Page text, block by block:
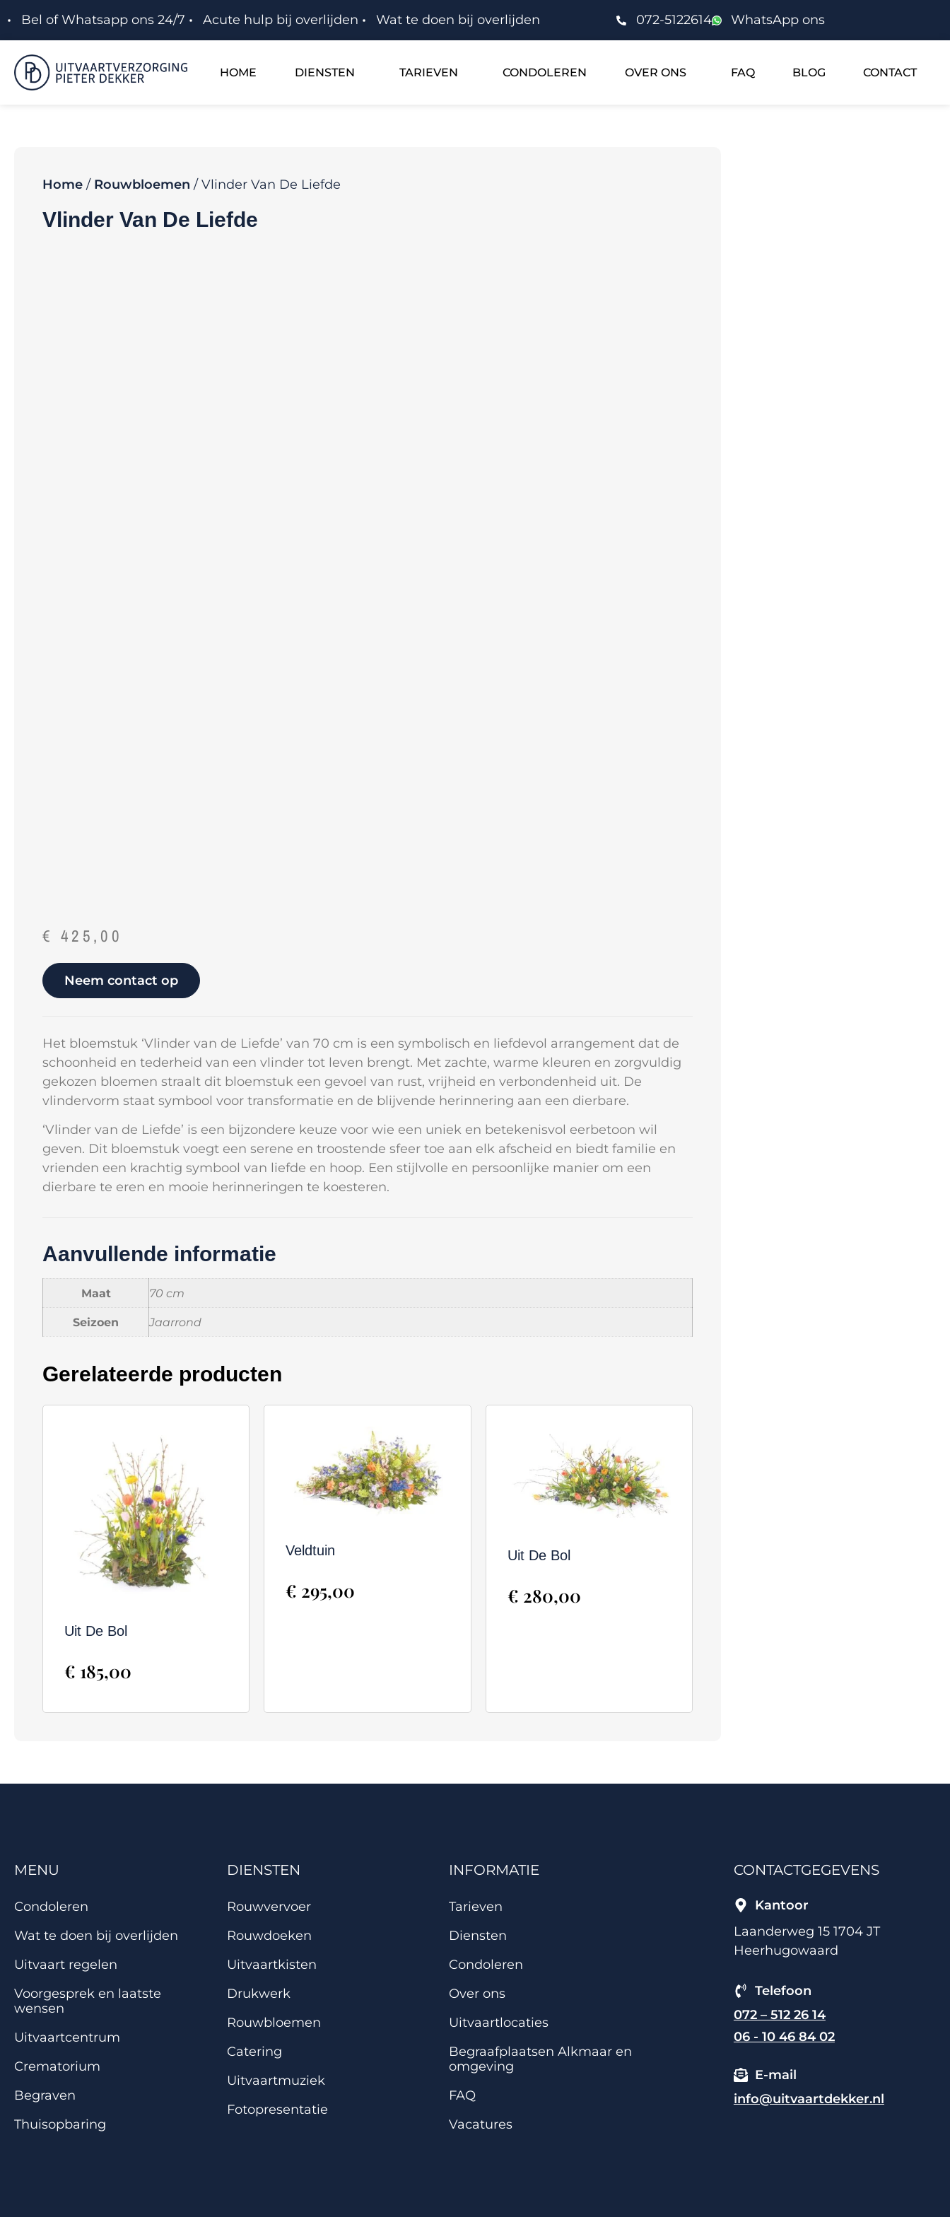
Bel of Whatsapp ons 24/7 Acute hulp bij overlijden Wat te doen bij overlijden 072-5122614 WhatsApp ons
HOME DIENSTEN TARIEVEN CONDOLEREN OVER ONS FAQ BLOG CONTACT
Home / Rouwbloemen / Vlinder Van De Liefde
Vlinder Van De Liefde
€ 425,00
Neem contact op
Het bloemstuk ‘Vlinder van de Liefde’ van 70 cm is een symbolisch en liefdevol arrangement dat de
schoonheid en tederheid van een vlinder tot leven brengt. Met zachte, warme kleuren en zorgvuldig
gekozen bloemen straalt dit bloemstuk een gevoel van rust, vrijheid en verbondenheid uit. De
vlindervorm staat symbool voor transformatie en de blijvende herinnering aan een dierbare.
‘Vlinder van de Liefde’ is een bijzondere keuze voor wie een uniek en betekenisvol eerbetoon wil
geven. Dit bloemstuk voegt een serene en troostende sfeer toe aan elk afscheid en biedt familie en
vrienden een krachtig symbool van liefde en hoop. Een stijlvolle en persoonlijke manier om een
dierbare te eren en mooie herinneringen te koesteren.
Aanvullende informatie
Maat 70 cm
Seizoen Jaarrond
Gerelateerde producten
Uit De Bol
€ 185,00
Veldtuin
€ 295,00
Uit De Bol
€ 280,00
MENU
Condoleren
Wat te doen bij overlijden
Uitvaart regelen
Voorgesprek en laatste
wensen
Uitvaartcentrum
Crematorium
Begraven
Thuisopbaring
DIENSTEN
Rouwvervoer
Rouwdoeken
Uitvaartkisten
Drukwerk
Rouwbloemen
Catering
Uitvaartmuziek
Fotopresentatie
INFORMATIE
Tarieven
Diensten
Condoleren
Over ons
Uitvaartlocaties
Begraafplaatsen Alkmaar en
omgeving
FAQ
Vacatures
CONTACTGEGEVENS
Kantoor
Laanderweg 15 1704 JT
Heerhugowaard
Telefoon
072 – 512 26 14
06 - 10 46 84 02
E-mail
info@uitvaartdekker.nl